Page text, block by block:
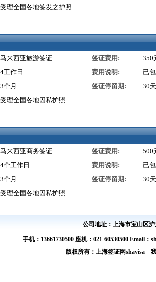
受理全国各地签发之护照
马来西亚旅游签证 签证费用:
350
4工作日 费用说明:
已
3个月 签证停留期:
30天
受理全国各地因私护照
马来西亚商务签证 签证费用:
500
4个工作日 费用说明:
已
3个月 签证停留期:
30天
受理全国各地因私护照
公司地址：上海市宝山区沪
手机：13661730500 座机：021-60530500 Email
版权所有：上海签证网shavisa